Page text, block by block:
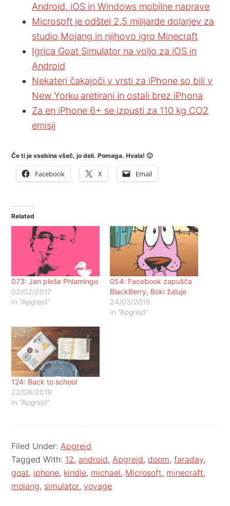
Android, iOS in Windows mobilne naprave
Microsoft je odštel 2,5 milijarde dolarjev za
studio Mojang in njihovo igro Minecraft
Igrica Goat Simulator na voljo za iOS in
Android
Nekateri čakajoči v vrsti za iPhone so bili v
New Yorku aretirani in ostali brez iPhona
Za en iPhone 6+ se izpusti za 110 kg CO2
emisij
Če ti je vsebina všeč, jo deli. Pomaga. Hvala! 🙂
Facebook X Email
Related
073: Jan pleše Phlamingo
02/02/2017
In "Apgrejd"
054: Facebook zapušča
BlackBerry, Boki žaluje
24/03/2016
In "Apgrejd"
124: Back to school
22/08/2019
In "Apgrejd"
Filed Under: Apgrejd
Tagged With: 12, android, Apgrejd, doom,faraday,
goat, iphone, kindle, michael, Microsoft, minecraft,
mojang, simulator,voyage